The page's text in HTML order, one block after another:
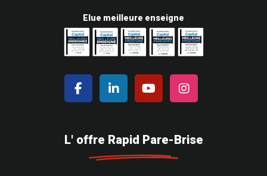
Elue meilleure enseigne
L' offre Rapid Pare-Brise